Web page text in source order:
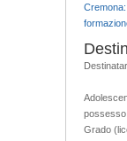
possesso
Grado